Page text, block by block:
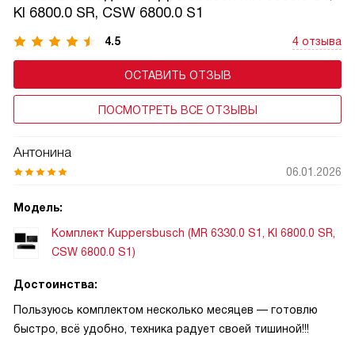
KI 6800.0 SR, CSW 6800.0 S1
4.5 4 отзыва
ОСТАВИТЬ ОТЗЫВ
ПОСМОТРЕТЬ ВСЕ ОТЗЫВЫ
Антонина
06.01.2026
Модель:
Комплект Kuppersbusch (MR 6330.0 S1, KI 6800.0 SR,
CSW 6800.0 S1)
Достоинства:
Пользуюсь комплектом несколько месяцев — готовлю
быстро, всё удобно, техника радует своей тишиной!!!